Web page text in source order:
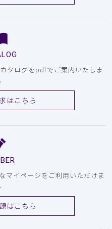
タログをpdfでご案内いたしま
はこちら
マイページをご利用いただけま
はこちら